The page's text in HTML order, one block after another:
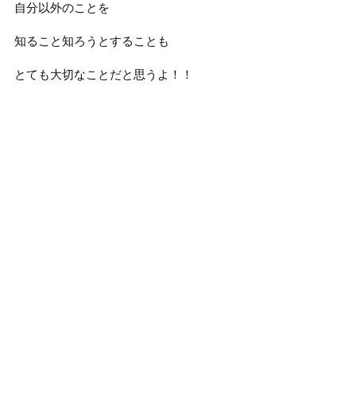
自分以外のことを
知ること知ろうとすることも
とても大切なことだと思うよ！！